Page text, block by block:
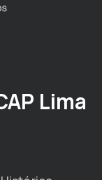
Lima